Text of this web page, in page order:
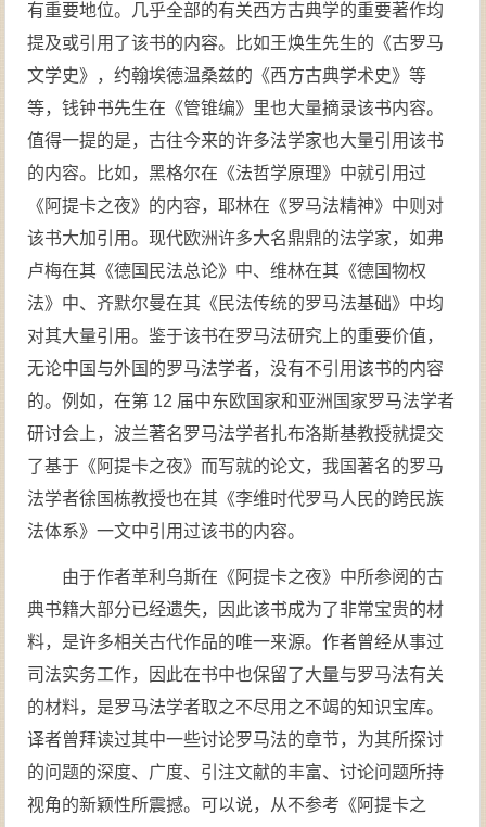
有重要地位。几乎全部的有关西方古典学的重要著作均
提及或引用了该书的内容。比如王焕生先生的《古罗马
文学史》，约翰埃德温桑兹的《西方古典学术史》等
等，钱钟书先生在《管锥编》里也大量摘录该书内容。
值得一提的是，古往今来的许多法学家也大量引用该书
的内容。比如，黑格尔在《法哲学原理》中就引用过
《阿提卡之夜》的内容，耶林在《罗马法精神》中则对
该书大加引用。现代欧洲许多大名鼎鼎的法学家，如弗
卢梅在其《德国民法总论》中、维林在其《德国物权
法》中、齐默尔曼在其《民法传统的罗马法基础》中均
对其大量引用。鉴于该书在罗马法研究上的重要价值，
无论中国与外国的罗马法学者，没有不引用该书的内容
的。例如，在第 12 届中东欧国家和亚洲国家罗马法学者
研讨会上，波兰著名罗马法学者扎布洛斯基教授就提交
了基于《阿提卡之夜》而写就的论文，我国著名的罗马
法学者徐国栋教授也在其《李维时代罗马人民的跨民族
法体系》一文中引用过该书的内容。
由于作者革利乌斯在《阿提卡之夜》中所参阅的古
典书籍大部分已经遗失，因此该书成为了非常宝贵的材
料，是许多相关古代作品的唯一来源。作者曾经从事过
司法实务工作，因此在书中也保留了大量与罗马法有关
的材料，是罗马法学者取之不尽用之不竭的知识宝库。
译者曾拜读过其中一些讨论罗马法的章节，为其所探讨
的问题的深度、广度、引注文献的丰富、讨论问题所持
视角的新颖性所震撼。可以说，从不参考《阿提卡之